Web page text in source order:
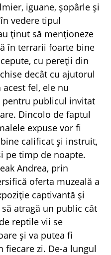
iguane, şopârle şi
vedere tipul
ţinut să menţioneze
în terrarii foarte bine
cu pereţii din
decât cu ajutorul
fel, ele nu
publicul invitat
Dincolo de faptul
expuse vor fi
calificat şi instruit,
pe timp de noapte.
Andrea, prin
oferta muzeală a
captivantă şi
atragă un public cât
reptile vii se
şi va putea fi
fiecare zi. De-a lungul